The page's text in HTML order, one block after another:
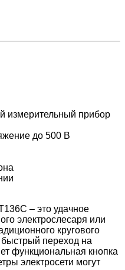
измерительный прибор
до 500 В
– это удачное
электрослесаря или
кругового
быстрый переход на
функциональная кнопка
электросети могут